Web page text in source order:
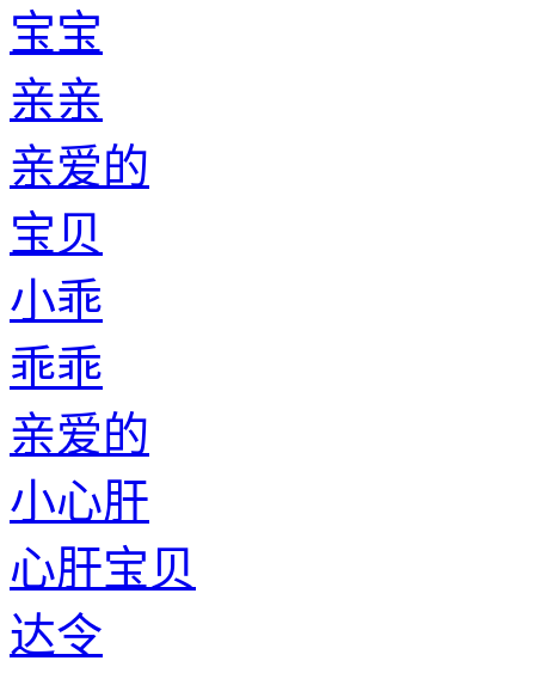
宝宝
亲亲
亲爱的
宝贝
小乖
乖乖
亲爱的
小心肝
心肝宝贝
达令